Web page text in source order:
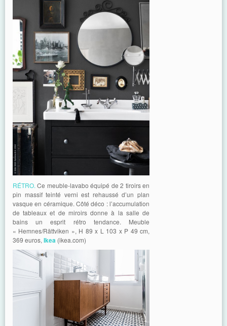
RÉTRO. Ce meuble-lavabo équipé de 2 tiroirs en
pin massif teinté verni est rehaussé d’un plan
vasque en céramique. Côté déco : l’accumulation
de tableaux et de miroirs donne à la salle de
bains un esprit rétro tendance. Meuble
« Hemnes/Rättviken », H 89 x L 103 x P 49 cm,
369 euros, Ikea (ikea.com)